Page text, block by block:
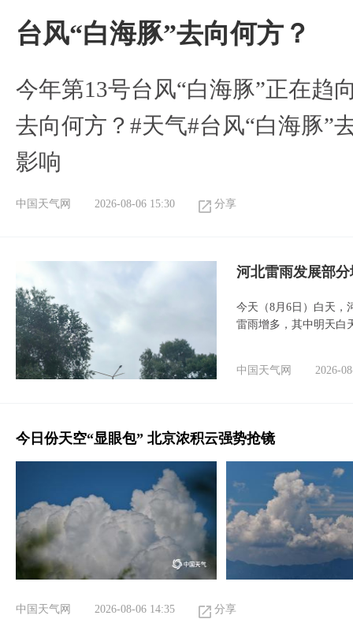
台风“白海豚”去向何方？
今年第13号台风“白海豚”正在趋
去向何方？#天气#台风“白海豚”
影响
中国天气网 2026-08-06 15:30 分享
河北雷雨发展部
今天（8月6日）白天，
雷雨增多，其中明天白
中国天气网 2026-
今日份天空“显眼包” 北京浓积云强势抢镜
中国天气网 2026-08-06 14:35 分享